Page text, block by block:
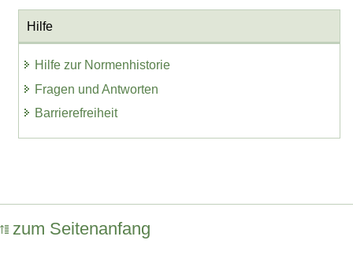
Hilfe
Hilfe zur Normenhistorie
Fragen und Antworten
Barrierefreiheit
zum Seitenanfang